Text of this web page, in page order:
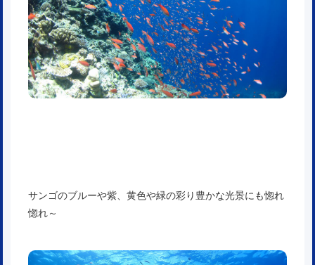
サンゴのブルーや紫、黄色や緑の彩り豊かな光景にも惚れ
惚れ～